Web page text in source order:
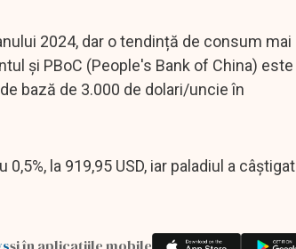
2024, dar o tendință de consum mai
și PBoC (People's Bank of China) este
bază de 3.000 de dolari/uncie în
la 919,95 USD, iar paladiul a câștigat